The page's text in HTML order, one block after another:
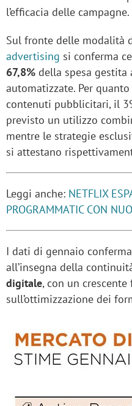
l’efficacia delle campagne.
Sul fronte delle modalità
advertising si conferma
67,8% della spesa
automatizzate. Per
contenuti pubblicitari, il
previsto un utilizzo
mentre le strategie
si attestano
Leggi anche: NETFLIX
PROGRAMMATIC CON
I dati di gennaio
all’insegna della
digitale, con un
sull’ottimizzazione dei